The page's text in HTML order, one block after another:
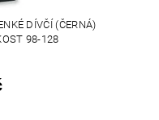
DÍVČÍ (ČERNÁ)
98-128